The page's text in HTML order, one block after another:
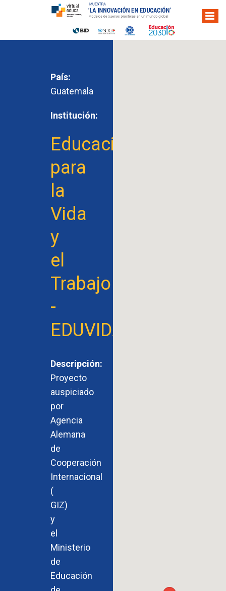
País:
Guatemala
Institución:
Educación
para
la
Vida
y
el
Trabajo
-
EDUVIDA
Descripción:
Proyecto
auspiciado
por
Agencia
Alemana
de
Cooperación
Internacional
(
GIZ)
y
el
Ministerio
de
Educación